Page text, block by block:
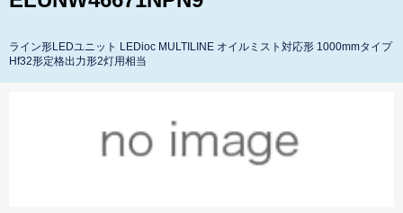
ライン形LEDユニット LEDioc MULTILINE オイルミスト対応形 1000mmタイプ
Hf32形定格出力形2灯用相当